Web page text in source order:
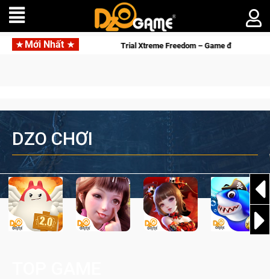
Mới Nhất
sắp tới! Trial Xtreme Freedom – Game đua xe mô tô PvP
DZO CHƠI